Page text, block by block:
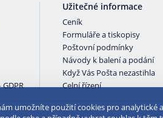
Užitečné informace
Ceník
Formuláře a tiskopisy
Poštovní podmínky
Návody k balení a podání
Když Vás Pošta nezastihla
Celní řízení
umožníte použití cookies pro analytické